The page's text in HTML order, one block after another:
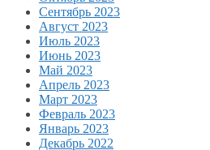
Сентябрь 2023
Август 2023
Июль 2023
Июнь 2023
Май 2023
Апрель 2023
Март 2023
Февраль 2023
Январь 2023
Декабрь 2022